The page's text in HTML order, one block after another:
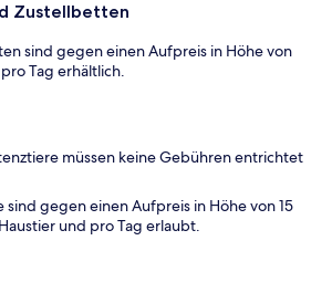
Zustellbetten
sind gegen einen Aufpreis in Höhe von
pro Tag erhältlich.
müssen keine Gebühren entrichtet
sind gegen einen Aufpreis in Höhe von 15
und pro Tag erlaubt.